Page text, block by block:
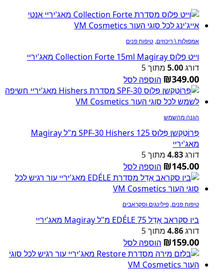
אמפולות \ ריכוזים, טיפוח פנים
וייט פלוס Collection Forte 15ml Magiray מאג'יריי
דורג5.00 מתוך 5
₪349.00 הוספה לסל
הגנה מהשמש
פְּרוֹטֶקְשן פְּלוּס SPF-30 Hishers 125 מ"ל Magiray
מאג'יריי
דורג4.83 מתוך 5
₪145.00 הוספה לסל
טיפוח פנים, פילינגים וסקראבים
ביו סקראב אֶדֵל EDÉLE 75 מ"ל Magiray מאג'יריי
דורג4.86 מתוך 5
₪159.00 הוספה לסל